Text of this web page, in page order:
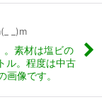
_)m
。素材は塩ビの
ル。程度は中古
像です。